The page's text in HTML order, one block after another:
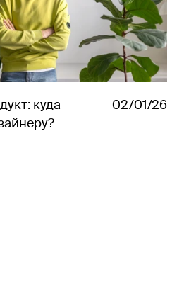
Showreel
6/20 building 2,
Moscow, 109028,
Russian Federation
куда
02/01/26